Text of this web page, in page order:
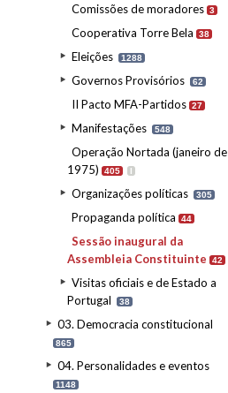
Comissões de moradores 3
Cooperativa Torre Bela 38
Eleições 1288
Governos Provisórios 62
II Pacto MFA-Partidos 27
Manifestações 548
Operação Nortada (janeiro de
1975)
405 I
Organizações políticas 305
Propaganda política 44
Sessão inaugural da
Assembleia Constituinte
42
Visitas oficiais e de Estado a
Portugal
38
03. Democracia constitucional
865
04. Personalidades e eventos
1148